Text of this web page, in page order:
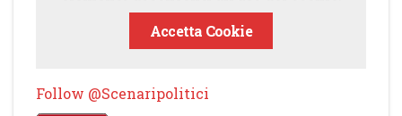
Accetta Cookie
Follow @Scenaripolitici